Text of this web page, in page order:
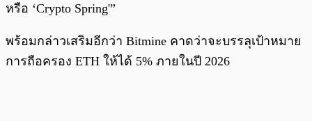
หรือ ‘Crypto Spring'”
พร้อมกล่าวเสริมอีกว่า Bitmine คาดว่าจะบรรลุเป้าหมาย
การถือครอง ETH ให้ได้ 5% ภายในปี 2026